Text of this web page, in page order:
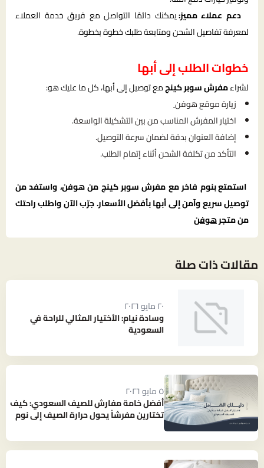
دعم عملاء مميز:يمكنك دائمًا التواصل مع فريق خدمة العملاء
لمعرفة تفاصيل الشحن ومتابعة طلبك خطوة بخطوة.
خطوات الطلب إلى أبها
لشراءمفرش سوبر كينجمع توصيل إلى أبها، كل ما عليك هو:
زيارة موقع هوفن
اختيار المفرش المناسب من بين التشكيلة الواسعة.
إضافة العنوان بدقة لضمان سرعة التوصيل.
التأكد من تكلفة الشحن أثناء إتمام الطلب.
استمتع بنوم فاخر مع مفرش سوبر كينج من هوفن، واستفد من
توصيل سريع وآمن إلى أبها بأفضل الأسعار. جرّب الآن واطلب راحتك
من متجرهوفن
مقالات ذات صلة
٢٠ مايو ٢٠٢٦
وسادة نيام: الأختيار المثالي للراحة في
السعودية
٥ مايو ٢٠٢٦
أفضل خامة مفارش للصيف السعودي: كيف
تختارين مفرشاً يحول حرارة الصيف إلى نوم